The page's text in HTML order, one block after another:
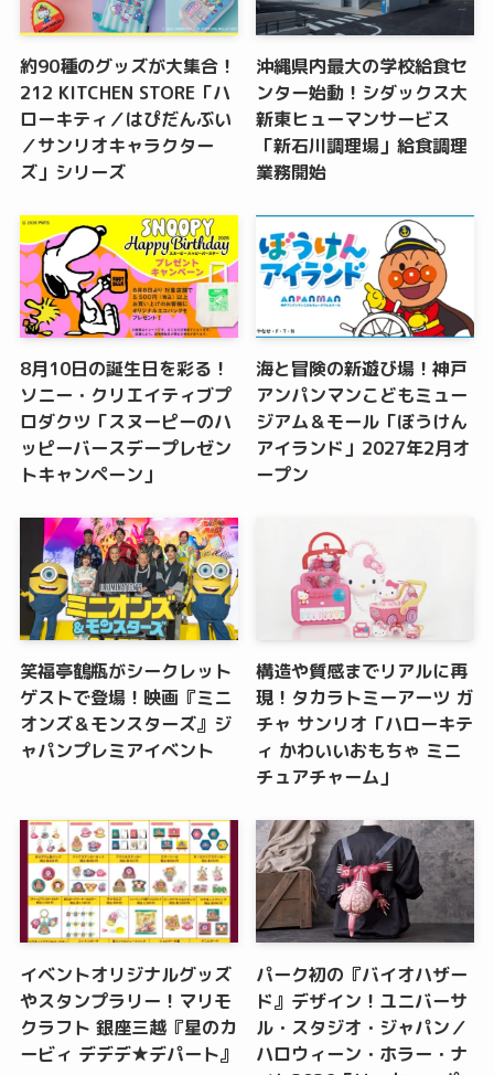
約90種のグッズが大集合！
212 KITCHEN STORE「ハ
ローキティ／はぴだんぶい
／サンリオキャラクター
ズ」シリーズ
沖縄県内最大の学校給食セ
ンター始動！シダックス大
新東ヒューマンサービス
「新石川調理場」給食調理
業務開始
8月10日の誕生日を彩る！
ソニー・クリエイティブプ
ロダクツ「スヌーピーのハ
ッピーバースデープレゼン
トキャンペーン」
海と冒険の新遊び場！神戸
アンパンマンこどもミュー
ジアム＆モール「ぼうけん
アイランド」2027年2月オ
ープン
笑福亭鶴瓶がシークレット
ゲストで登場！映画『ミニ
オンズ＆モンスターズ』ジ
ャパンプレミアイベント
構造や質感までリアルに再
現！タカラトミーアーツ ガ
チャ サンリオ「ハローキテ
ィ かわいいおもちゃ ミニ
チュアチャーム」
イベントオリジナルグッズ
やスタンプラリー！マリモ
クラフト 銀座三越『星のカ
ービィ デデデ★デパート』
パーク初の『バイオハザー
ド』デザイン！ユニバーサ
ル・スタジオ・ジャパン／
ハロウィーン・ホラー・ナ